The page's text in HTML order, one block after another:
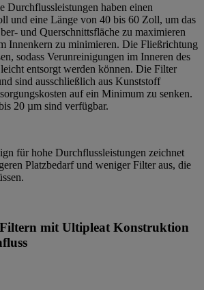
Durchflussleistungen haben einen
und eine Länge von 40 bis 60 Zoll, um das
und Querschnittsfläche zu maximieren
Innenkern zu minimieren. Die Fließrichtung
sodass Verunreinigungen im Inneren des
entsorgt werden können. Die Filter
sind ausschließlich aus Kunststoff
auf ein Minimum zu senken.
20 µm sind verfügbar.
für hohe Durchflussleistungen zeichnet
Platzbedarf und weniger Filter aus, die
mit Ultipleat Konstruktion